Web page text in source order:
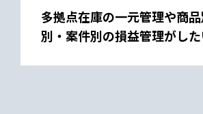
多拠点在庫の一元管理や商
別・案件別の損益管理がし